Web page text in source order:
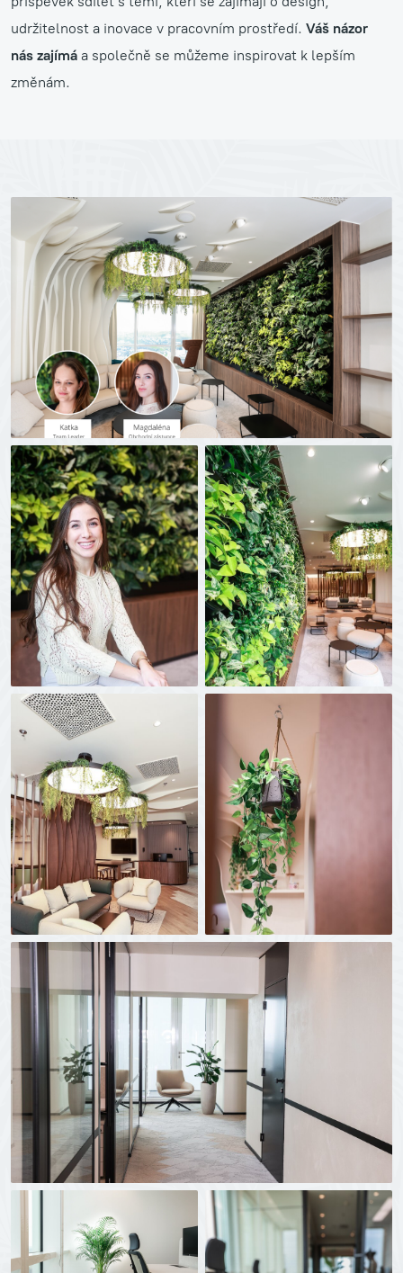
udržitelnost a inovace v pracovním prostředí. Váš názor
nás zajímá a společně se můžeme inspirovat k lepším
změnám.